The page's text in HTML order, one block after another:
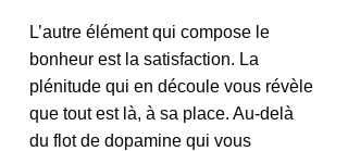
L’autre élément qui compose le
bonheur est la satisfaction. La
plénitude qui en découle vous révèle
que tout est là, à sa place. Au-delà
du flot de dopamine qui vous